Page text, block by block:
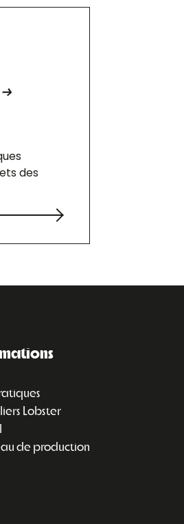
→
des
Lobster
de production